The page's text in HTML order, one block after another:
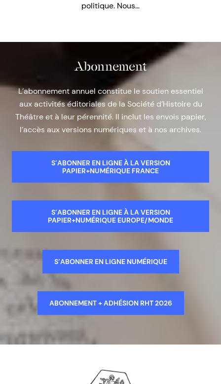
politique. Nous…
Abonnement
L’abonnement annuel constitue le soutien essentiel
aux activités éditoriales de la Société d’Histoire du
Théâtre et à leur pérennité. Il inclut les envois papier,
l’accès aux versions numériques et à nos archives.
S’ABONNER EN LIGNE À LA VERSION
PAPIER+NUMÉRIQUE FRANCE
S’ABONNER EN LIGNE À LA VERSION
PAPIER+NUMÉRIQUE EUROPE/MONDE
S’ABONNER EN LIGNE NUMÉRIQUE
ABONNEMENT + ADHÉSION RHT 2026